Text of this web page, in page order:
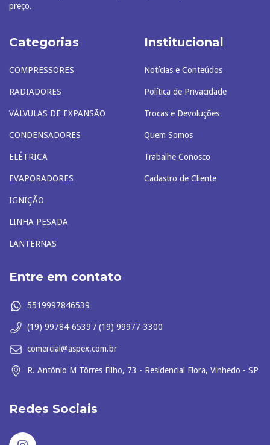
preço.
Categorias
COMPRESSORES
RADIADORES
VÁLVULAS DE EXPANSÃO
CONDENSADORES
ELÉTRICA
EVAPORADORES
IGNIÇÃO
LINHA PESADA
LANTERNAS
Institucional
Notícias e Conteúdos
Política de Privacidade
Trocas e Devoluções
Quem Somos
Trabalhe Conosco
Cadastro de Cliente
Entre em contato
5519997846539
(19) 99784-6539 / (19) 99977-3300
comercial@aspex.com.br
R. Antônio M Tôrres Filho, 73 - Residencial Flora, Vinhedo - SP
Redes Sociais